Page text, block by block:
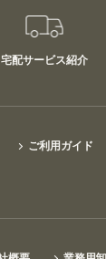
宅配サービス紹介
ご利用ガイド